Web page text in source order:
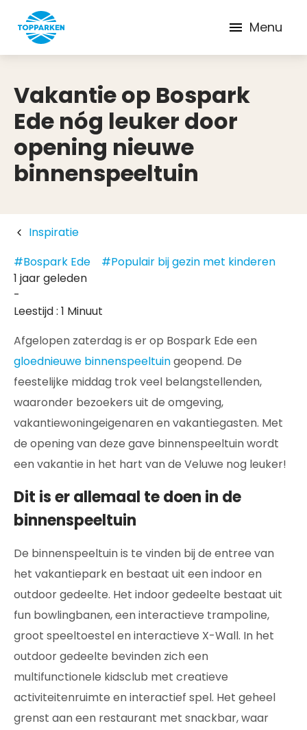
Menu
Vakantie op Bospark
Ede nóg leuker door
opening nieuwe
binnenspeeltuin
Inspiratie
#Bospark Ede
#Populair bij gezin met kinderen
1 jaar geleden
-
Leestijd : 1 Minuut
Afgelopen zaterdag is er op Bospark Ede een
gloednieuwe binnenspeeltuingeopend. De
feestelijke middag trok veel belangstellenden,
waaronder bezoekers uit de omgeving,
vakantiewoningeigenaren en vakantiegasten. Met
de opening van deze gave binnenspeeltuin wordt
een vakantie in het hart van de Veluwe nog leuker!
Dit is er allemaal te doen in de
binnenspeeltuin
De binnenspeeltuin is te vinden bij de entree van
het vakantiepark en bestaat uit een indoor en
outdoor gedeelte. Het indoor gedeelte bestaat uit
fun bowlingbanen, een interactieve trampoline,
groot speeltoestel en interactieve X-Wall. In het
outdoor gedeelte bevinden zich een
multifunctionele kidsclub met creatieve
activiteitenruimte en interactief spel. Het geheel
grenst aan een restaurant met snackbar, waar